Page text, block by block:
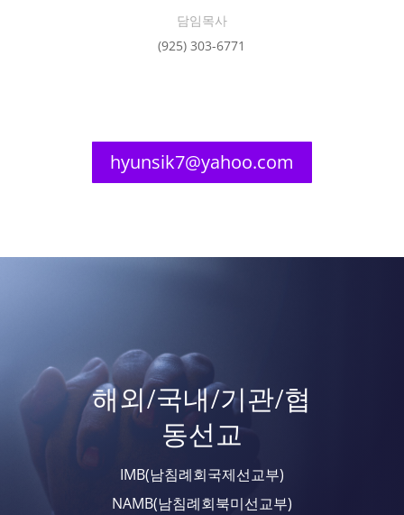
담임목사
(925) 303-6771
hyunsik7@yahoo.com
해외/국내/기관/협
동선교
IMB(남침례회국제선교부)
NAMB(남침례회북미선교부)